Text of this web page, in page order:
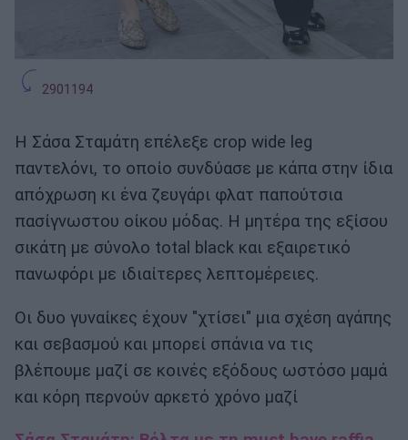
2901194
Η Σάσα Σταμάτη επέλεξε crop wide leg
παντελόνι, το οποίο συνδύασε με κάπα στην ίδια
απόχρωση κι ένα ζευγάρι φλατ παπούτσια
πασίγνωστου οίκου μόδας. Η μητέρα της εξίσου
σικάτη με σύνολο total black και εξαιρετικό
πανωφόρι με ιδιαίτερες λεπτομέρειες.
Οι δυο γυναίκες έχουν "χτίσει" μια σχέση αγάπης
και σεβασμού και μπορεί σπάνια να τις
βλέπουμε μαζί σε κοινές εξόδους ωστόσο μαμά
και κόρη περνούν αρκετό χρόνο μαζί